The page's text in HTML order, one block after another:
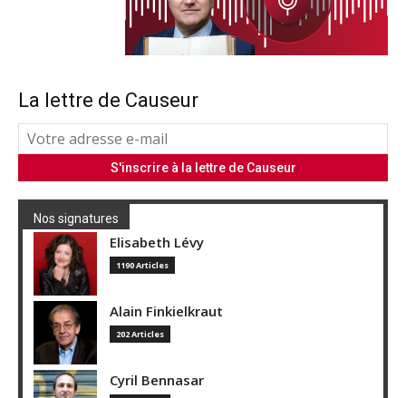
La lettre de Causeur
Nos signatures
Elisabeth Lévy
1190 Articles
Alain Finkielkraut
202 Articles
Cyril Bennasar